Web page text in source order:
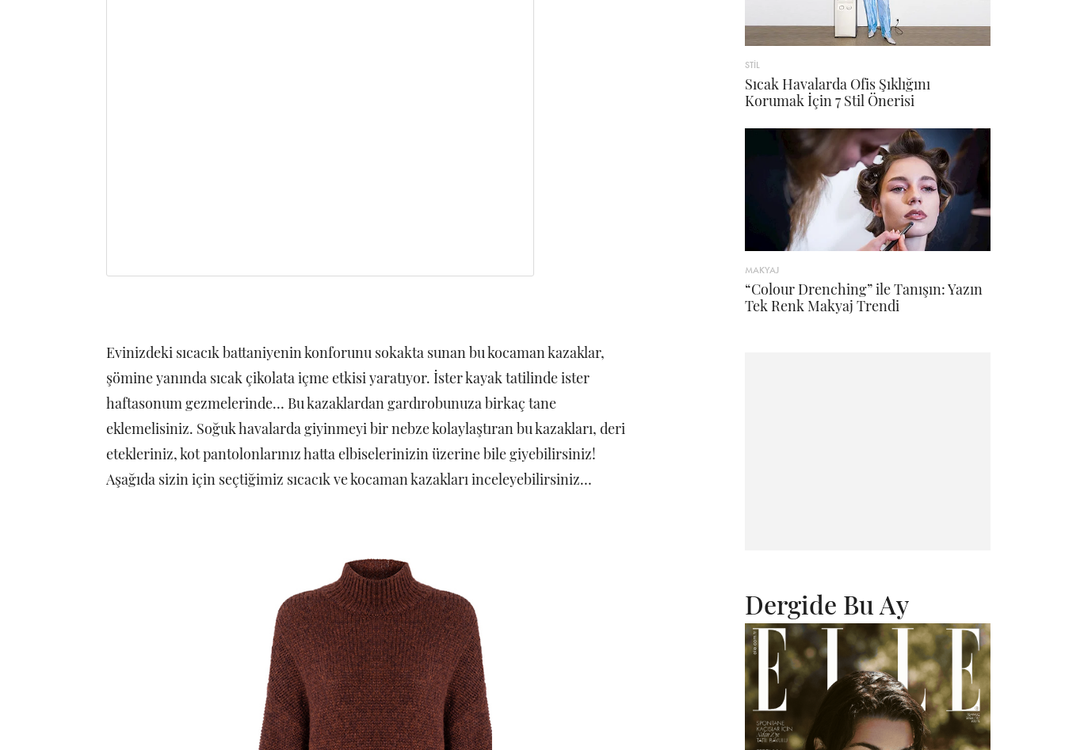
Evinizdeki sıcacık battaniyenin konforunu sokakta sunan bu kocaman kazaklar,
şömine yanında sıcak çikolata içme etkisi yaratıyor. İster kayak tatilinde ister
haftasonum gezmelerinde… Bu kazaklardan gardırobunuza birkaç tane
eklemelisiniz. Soğuk havalarda giyinmeyi bir nebze kolaylaştıran bu kazakları, deri
etekleriniz, kot pantolonlarınız hatta elbiselerinizin üzerine bile giyebilirsiniz!
Aşağıda sizin için seçtiğimiz sıcacık ve kocaman kazakları inceleyebilirsiniz…
STİL
Sıcak Havalarda Ofis Şıklığını
Korumak İçin 7 Stil Önerisi
MAKYAJ
“Colour Drenching” ile Tanışın: Yazın
Tek Renk Makyaj Trendi
Dergide Bu Ay